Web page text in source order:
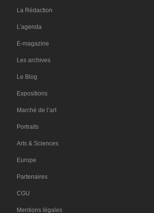
La Rédaction
L’agenda
E-magazine
Les archives
Le Blog
Expositions
Marché de l’art
Portraits
Arts & Sciences
Europe
Partenaires
CGU
Mentions légales